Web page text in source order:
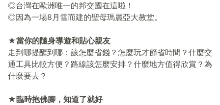
◎台灣在歐洲唯一的邦交國在這啦！
◎因為一場8月雪而建的聖母瑪麗亞大教堂。
★當你的隨身導遊和貼心親友
走到哪提醒到哪：該怎麼省錢？怎麼玩才節省時間？什麼交
通工具比較方便？路線該怎麼安排？什麼地方值得欣賞？為
什麼要去？
★臨時抱佛腳，知道了就好